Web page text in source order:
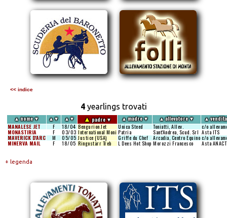
<< indice
4yearlings trovati
▲nome▼ ▲▼ ▲▼ ▲padre▼ ▲madre▼ ▲allevatore▼ ▲
MANALESE JET F 18/04 Bengurion Jet Unica Steed Toniatti, Allev. c/o
MONASTIRIA F 03/03 International Moni Patria Sant'Andrea, Scud. Srl Asta ITS
MAVERICK D'ARC M 05/05 Justice (USA) Griffe du Chef Arcadia, Centro Equino c/o
MINERVA MAIL F 18/05 Ringostarr Treb L Dees Hot Shop Morozzi Francesco Asta ANACT
+ legenda